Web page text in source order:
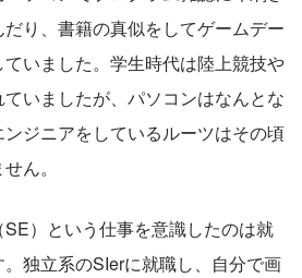
り、書籍の真似をしてゲームデー
いました。学生時代は陸上競技や
いましたが、パソコンはなんとな
ジニアをしているルーツはその頃
ん。
）という仕事を意識したのは就
独立系のSIerに就職し、自分で画